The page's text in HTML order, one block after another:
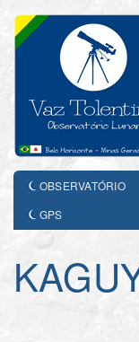
OBSERVATÓRIO
GPS